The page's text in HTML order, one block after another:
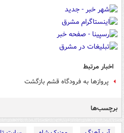
اخبار مرتبط
پروازها به فرودگاه قشم بازگشت
برچسب‌ها